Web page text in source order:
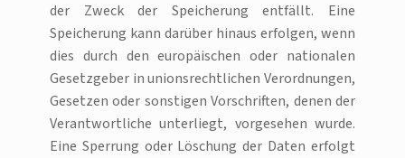
der Zweck der Speicherung entfällt. Eine
Speicherung kann darüber hinaus erfolgen, wenn
dies durch den europäischen oder nationalen
Gesetzgeber in unionsrechtlichen Verordnungen,
Gesetzen oder sonstigen Vorschriften, denen der
Verantwortliche unterliegt, vorgesehen wurde.
Eine Sperrung oder Löschung der Daten erfolgt